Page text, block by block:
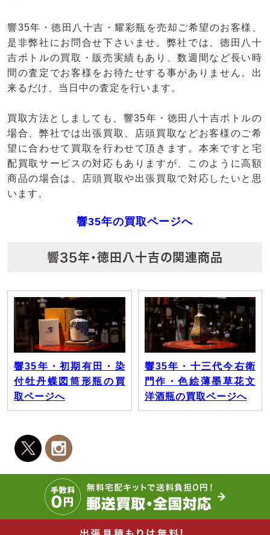
響35年・徳田八十吉・耀彩瓶を売却ご希望のお客様、
是非弊社にお問合せ下さいませ。弊社では、徳田八十
吉ボトルの買取・販売実績もあり、数週間など長い時
間の査定でお客様をお待たせする事がありません。出
来るだけ、当日中の査定を行います。
買取方法としましても、響35年・徳田八十吉ボトルの
場合、弊社では出張買取、店頭買取などお客様のご希
望に合わせて買取を行わせて頂きます。本来ですと宅
配買取サービスの対応もありますが、このように高額
商品の場合は、店頭買取や出張買取で対応したいと思
います。
響35年の買取ページへ
響35年・徳田八十吉の関連商品
響35年・初期有田・染
付牡丹蝶図筒形瓶の買
取ページへ
響35年・十三代今右衛
門作・色絵薄墨草花文
洋酒瓶の買取ページへ